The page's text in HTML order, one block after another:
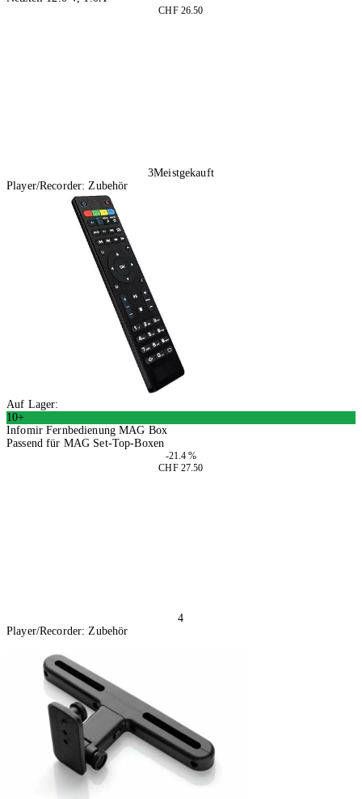
CHF 26.50
3Meistgekauft
Player/Recorder: Zubehör
Auf Lager:
10+
Infomir Fernbedienung MAG Box
Passend für MAG Set-Top-Boxen
-21.4 %
CHF 27.50
4
Player/Recorder: Zubehör